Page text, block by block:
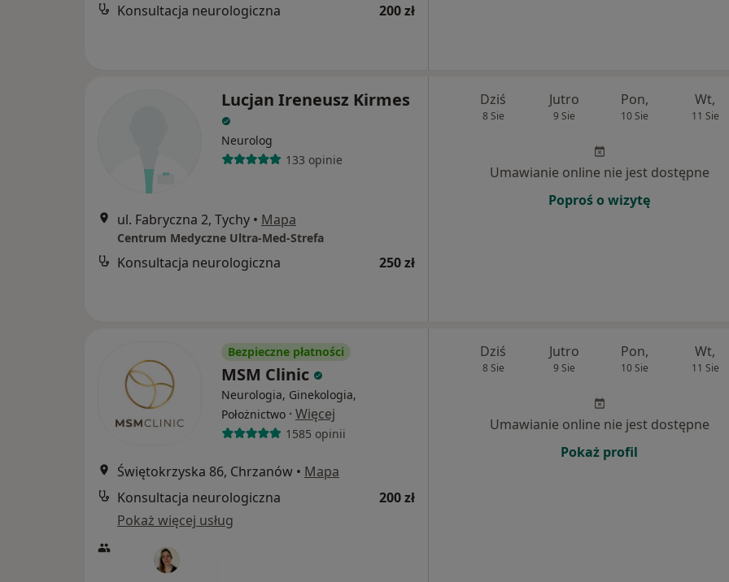
Konsultacja neurologiczna 200 zł
Lucjan Ireneusz Kirmes
Neurolog
133 opinie
ul. Fabryczna 2, Tychy • Mapa
Centrum Medyczne Ultra-Med-Strefa
Konsultacja neurologiczna 250 zł
Dziś
8 Sie
Jutro
9 Sie
Pon,
10 Sie
Wt,
11 Sie
Umawianie online nie jest dostępne
Poproś o wizytę
Bezpieczne płatności
MSM Clinic
Neurologia, Ginekologia,
Położnictwo · Więcej
1585 opinii
Świętokrzyska 86, Chrzanów • Mapa
Konsultacja neurologiczna
200 zł
Pokaż więcej usług
Dziś
8 Sie
Jutro
9 Sie
Pon,
10 Sie
Wt,
11 Sie
Umawianie online nie jest dostępne
Pokaż profil